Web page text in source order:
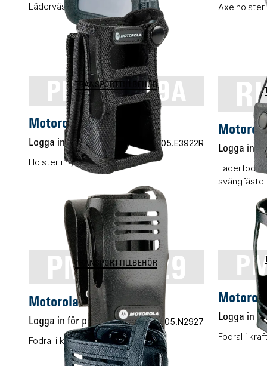
Läderväska soft ATEX belt loop Axelhölster
PMLN5089A
TRANSPORTTILLBEHÖR
Motorola PMLN5089A
Logga in för pris Vårt art.nr 05.E3922R
Hölster i nylon
Logga in
svängfäste
PMLN5029
TRANSPORTTILLBEHÖR
Motorola PMLN5029
Logga in för pris Vårt art.nr 05.N2927
Fodral i kraftigt läder
Logga in
Fodral i